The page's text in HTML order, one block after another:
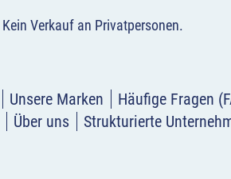
Kein Verkauf an Privatpersonen.
Unsere Marken Häufige Fragen
Über uns Strukturierte